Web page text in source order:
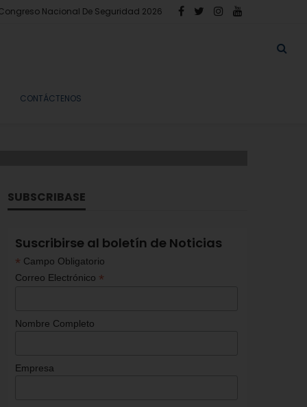
Nacional De Seguridad 2026
CONTÁCTENOS
SUBSCRIBASE
Suscribirse al boletín de Noticias
* Campo Obligatorio
Correo Electrónico *
Nombre Completo
Empresa